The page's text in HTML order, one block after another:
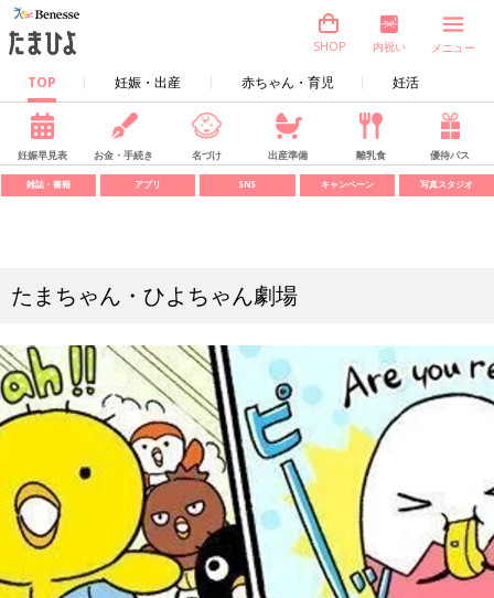
TOP 妊娠・出産 赤ちゃん・育児 妊活
SHOP 内祝い メニュー
妊娠早見表 お金・手続き 名づけ 出産準備 離乳食 優待パス
雑誌・書籍 アプリ SNS キャンペーン 写真スタジオ
たまちゃん・ひよちゃん劇場